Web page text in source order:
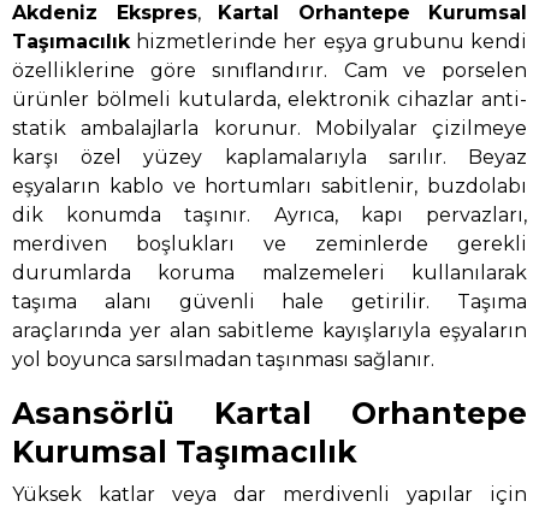
Akdeniz Ekspres,
Kartal Orhantepe Kurumsal
Taşımacılıkhizmetlerinde her eşya grubunu kendi
özelliklerine göre sınıflandırır. Cam ve porselen
ürünler bölmeli kutularda, elektronik cihazlar anti-
statik ambalajlarla korunur. Mobilyalar çizilmeye
karşı özel yüzey kaplamalarıyla sarılır. Beyaz
eşyaların kablo ve hortumları sabitlenir, buzdolabı
dik konumda taşınır. Ayrıca, kapı pervazları,
merdiven boşlukları ve zeminlerde gerekli
durumlarda koruma malzemeleri kullanılarak
taşıma alanı güvenli hale getirilir. Taşıma
araçlarında yer alan sabitleme kayışlarıyla eşyaların
yol boyunca sarsılmadan taşınması sağlanır.
Asansörlü Kartal Orhantepe
Kurumsal Taşımacılık
Yüksek katlar veya dar merdivenli yapılar için